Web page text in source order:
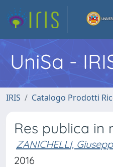
UniSa -
IRIS Catalogo Prodotti
Res publica in
ZANICHELLI,
2016